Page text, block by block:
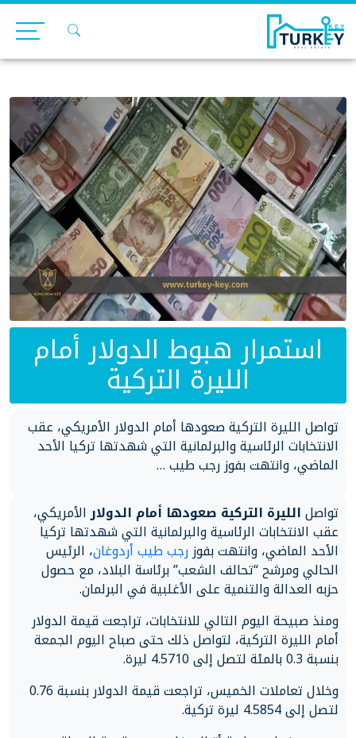
Skip
content
استمرار هبوط الدولار أمام
الليرة التركية
تواصل الليرة التركية صعودها أمام الدولار الأمريكي، عقب
الانتخابات الرئاسية والبرلمانية التي شهدتها تركيا الأحد
الماضي، وانتهت بفوز رجب طيب …
تواصلالليرة التركية صعودها أمام الدولارالأمريكي،
عقب الانتخابات الرئاسية والبرلمانية التي شهدتها تركيا
الأحد الماضي، وانتهت بفوزرجب طيب أردوغان، الرئيس
الحالي ومرشح “تحالف الشعب” برئاسة البلاد، مع حصول
حزبه العدالة والتنمية على الأغلبية في البرلمان.
ومنذ صبيحة اليوم التالي للانتخابات، تراجعت قيمة الدولار
أمام الليرة التركية، لتواصل ذلك حتى صباح اليوم الجمعة
بنسبة 0.3 بالمئة لتصل إلى 4.5710 ليرة.
وخلال تعاملات الخميس، تراجعت قيمة الدولار بنسبة 0.76
لتصل إلى 4.5854 ليرة تركية.